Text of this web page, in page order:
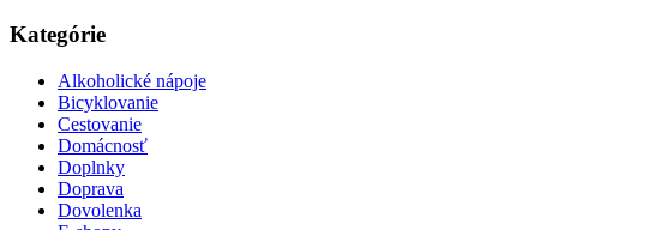
Kategórie
Alkoholické nápoje
Bicyklovanie
Cestovanie
Domácnosť
Doplnky
Doprava
Dovolenka